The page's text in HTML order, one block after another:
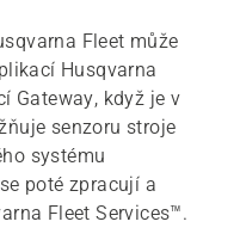
Fleet může
Husqvarna
Gateway, když je v
senzoru stroje
systému
poté zpracují a
Fleet Services™.